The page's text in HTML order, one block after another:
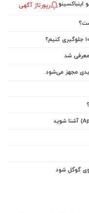
رپورتاژ آگهی
مجهز می‌شود
گوگل شود